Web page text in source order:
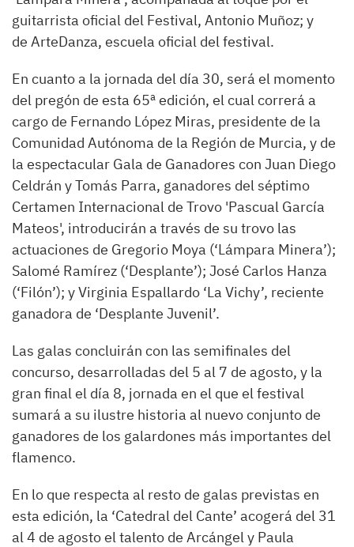
guitarrista oficial del Festival, Antonio Muñoz; y
de ArteDanza, escuela oficial del festival.
En cuanto a la jornada del día 30, será el momento
del pregón de esta 65ª edición, el cual correrá a
cargo de Fernando López Miras, presidente de la
Comunidad Autónoma de la Región de Murcia, y de
la espectacular Gala de Ganadores con Juan Diego
Celdrán y Tomás Parra, ganadores del séptimo
Certamen Internacional de Trovo 'Pascual García
Mateos', introducirán a través de su trovo las
actuaciones de Gregorio Moya (‘Lámpara Minera’);
Salomé Ramírez (‘Desplante’); José Carlos Hanza
(‘Filón’); y Virginia Espallardo ‘La Vichy’, reciente
ganadora de ‘Desplante Juvenil’.
Las galas concluirán con las semifinales del
concurso, desarrolladas del 5 al 7 de agosto, y la
gran final el día 8, jornada en el que el festival
sumará a su ilustre historia al nuevo conjunto de
ganadores de los galardones más importantes del
flamenco.
En lo que respecta al resto de galas previstas en
esta edición, la ‘Catedral del Cante’ acogerá del 31
al 4 de agosto el talento de Arcángel y Paula